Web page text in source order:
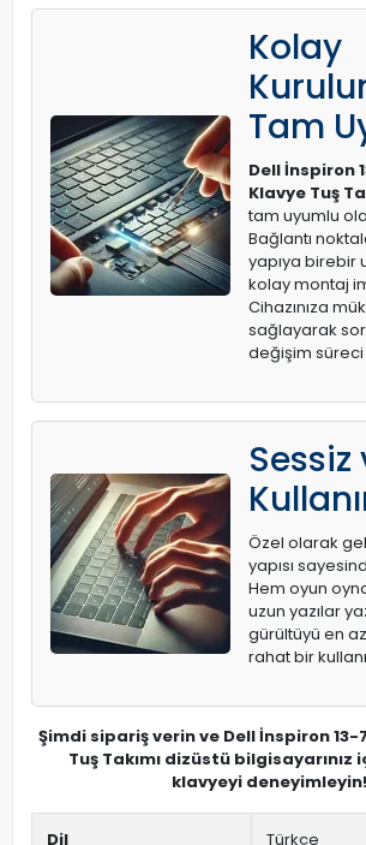
Kolay
Tam
Dell İnspiron
Klavye Tuş
tam uyumlu
Bağlantı
yapıya birebir
kolay montaj
Cihazınıza
sağlayarak
değişim süreci
Sessiz
Özel olarak
yapısı
Hem oyun
uzun yazılar
gürültüyü en
rahat bir
Şimdi sipariş verin ve Dell İnspiron 13-
Tuş Takımı dizüstü bilgisayarınız
klavyeyi deneyimleyin!
Dil Türkçe